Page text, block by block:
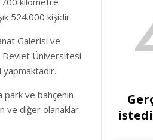
524.000 kişidir.
Galerisi ve
Devlet Üniversitesi
park ve bahçenin
ve diğer olanaklar